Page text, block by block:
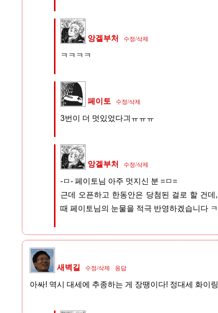
앙겔부처 수정/삭제
ㅋㅋㅋㅋ
페이토 수정/삭제
3번이 더 멋있었다긔ㅠㅠㅠ
앙겔부처 수정/삭제
-ㅁ- 페이토님 아주 멋지신 분 =ㅁ=
근데 오픈하고 한동안은 당첨된 걸로 할 건
때 페이토님의 눈물을 적극 반영하겠습니다
새벽길 수정/삭제 응답
아싸! 역시 대세에 추종하는 게 장땡이다! 정대세 화이